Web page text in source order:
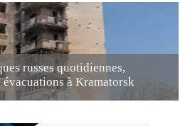
russes quotidiennes,
à Kramatorsk